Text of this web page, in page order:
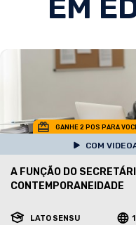
EM
GANHE 2 POS PARA
COM
A FUNÇÃO DO
CONTEMPORANEIDADE
LATO SENSU